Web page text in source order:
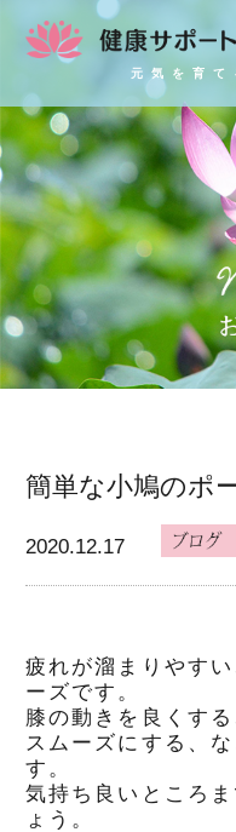
元気を育て
簡単な小鳩のポ
2020.12.17
疲れが溜まりやす
ーズです。
膝の動きを良くす
スムーズにする、
す。
気持ち良いところ
ょう。